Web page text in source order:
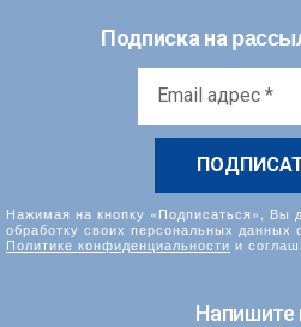
Подписка на
Нажимая на кнопку «Подписаться», Вы
обработку своих персональных данных
Политике конфиденциальности и
Напишите